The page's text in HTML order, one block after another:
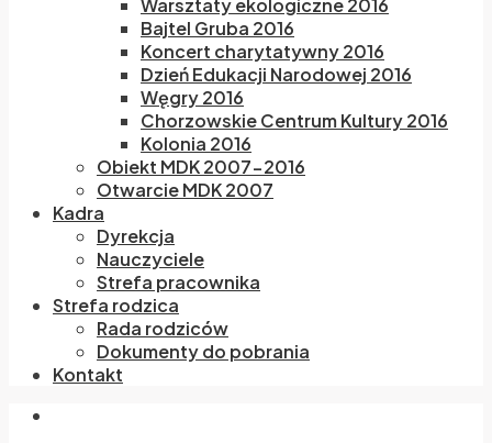
Warsztaty ekologiczne 2016
Bajtel Gruba 2016
Koncert charytatywny 2016
Dzień Edukacji Narodowej 2016
Węgry 2016
Chorzowskie Centrum Kultury 2016
Kolonia 2016
Obiekt MDK 2007-2016
Otwarcie MDK 2007
Kadra
Dyrekcja
Nauczyciele
Strefa pracownika
Strefa rodzica
Rada rodziców
Dokumenty do pobrania
Kontakt